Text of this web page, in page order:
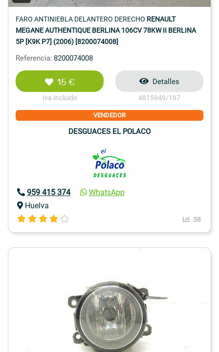
FARO ANTINIEBLA DELANTERO DERECHO RENAULT
MEGANE AUTHENTIQUE BERLINA 106CV 78KW II BERLINA
5P [K9K P7] (2006) [8200074008]
Referencia: 8200074008
15 €
Iva Incluido
Detalles
4815949/197
VENDEDOR
DESGUACES EL POLACO
959 415 374
WhatsApp
Huelva
38